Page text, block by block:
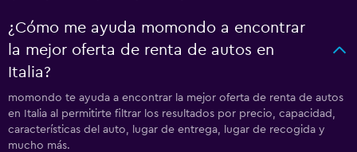
¿Cómo me ayuda momondo a encontrar
la mejor oferta de renta de autos en
Italia?
momondo te ayuda a encontrar la mejor oferta de renta de autos
en Italia al permitirte filtrar los resultados por precio, capacidad,
características del auto, lugar de entrega, lugar de recogida y
mucho más.